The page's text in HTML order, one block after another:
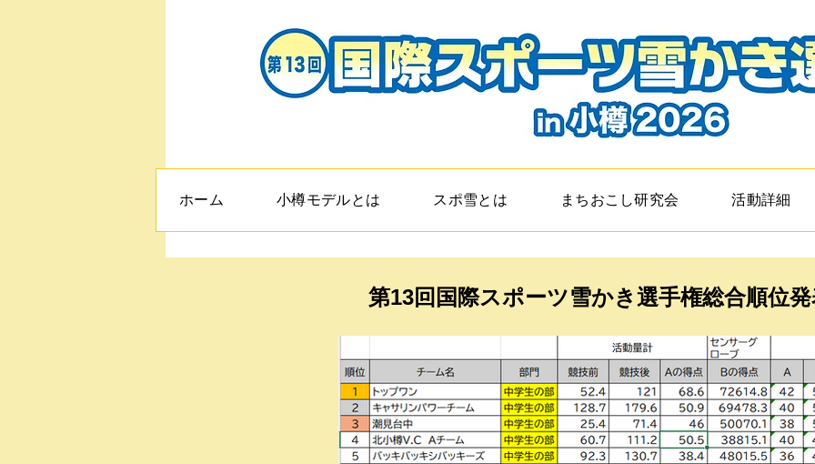
ホーム 小樽モデルとは スポ雪とは まちおこし研究会 活動詳細
第13回国際スポーツ雪かき選手権総合順位